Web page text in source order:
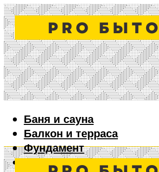
Баня и сауна
Балкон и терраса
Фундамент
Ворота и забор